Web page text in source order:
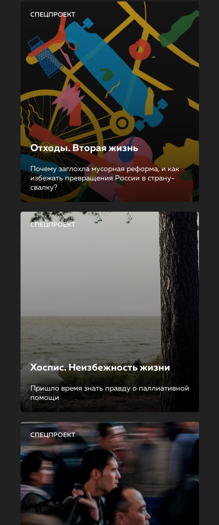
СПЕЦПРОЕКТ
Отходы. Вторая жизнь
Почему заглохла мусорная реформа, и как
избежать превращения России в страну-
свалку?
СПЕЦПРОЕКТ
Хоспис. Неизбежность жизни
Пришло время знать правду о паллиативной
помощи
СПЕЦПРОЕКТ